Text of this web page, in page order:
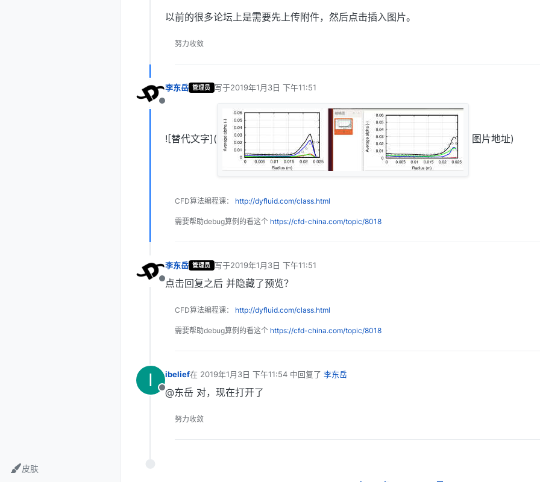
皮肤
以前的很多论坛上是需要先上传附件，然后点击插入图片。
努力收敛
离线
李东岳 管理员 写于2019年1月3日 下午11:51
最后由 编辑
![替代文字]( 图片地址)
CFD算法编程课： http://dyfluid.com/class.html
需要帮助debug算例的看这个 https://cfd-china.com/topic/8018
离线
李东岳 管理员 写于2019年1月3日 下午11:51
最后由 编辑
点击回复之后 并隐藏了预览？
CFD算法编程课： http://dyfluid.com/class.html
需要帮助debug算例的看这个 https://cfd-china.com/topic/8018
I
离线
ibelief在 2019年1月3日 下午11:54 中回复了 李东岳
最后由 编辑
@东岳 对，现在打开了
努力收敛